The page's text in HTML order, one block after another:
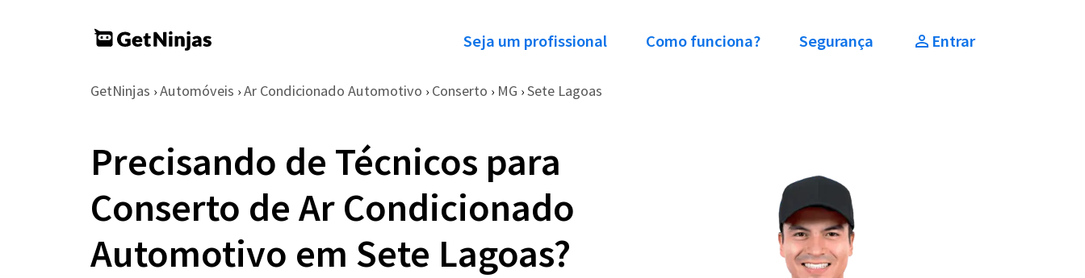
Seja um profissional Como funciona? Segurança Entrar
GetNinjas › Automóveis › Ar Condicionado Automotivo › Conserto › MG › Sete Lagoas
Precisando de Técnicos para
Conserto de Ar Condicionado
Automotivo em Sete Lagoas?